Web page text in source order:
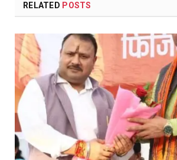
RELATED POSTS